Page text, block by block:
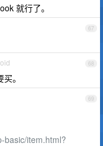
就行了。
67
68
。
69
basic/item.html?